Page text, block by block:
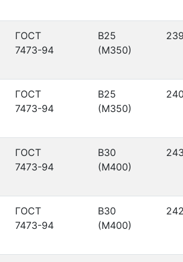
ГОСТ
7473-94
В25
(М350)
ГОСТ
7473-94
В25
(М350)
ГОСТ
7473-94
В30
(М400)
ГОСТ
7473-94
В30
(М400)